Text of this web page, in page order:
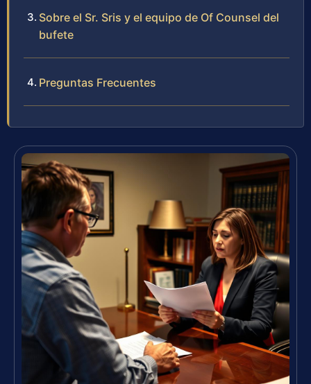
Sobre el Sr. Sris y el equipo de Of Counsel del
bufete
Preguntas Frecuentes